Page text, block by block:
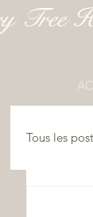
Tree
Tous les